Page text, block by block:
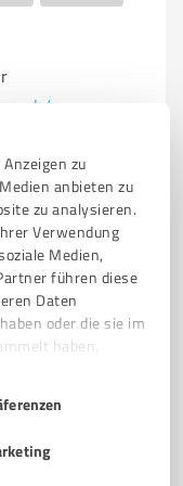
zu
anbieten zu
zu analysieren.
Verwendung
Medien,
führen diese
Daten
oder die sie im
haben.
werden?